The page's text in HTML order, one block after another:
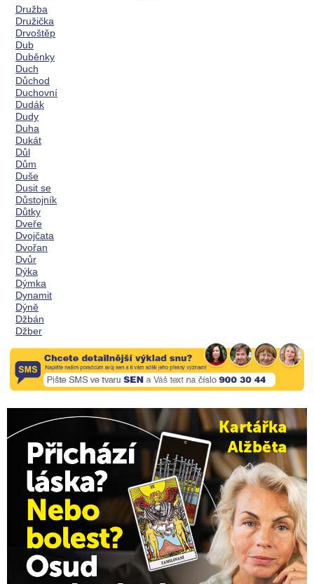
Družba
Družička
Drvoštěp
Dub
Duběnky
Duch
Důchod
Duchovní
Dudák
Dudy
Duha
Dukát
Důl
Dům
Duše
Dusit se
Důstojník
Důtky
Dveře
Dvojčata
Dvořan
Dvůr
Dýka
Dýmka
Dynamit
Dýně
Džbán
Džber